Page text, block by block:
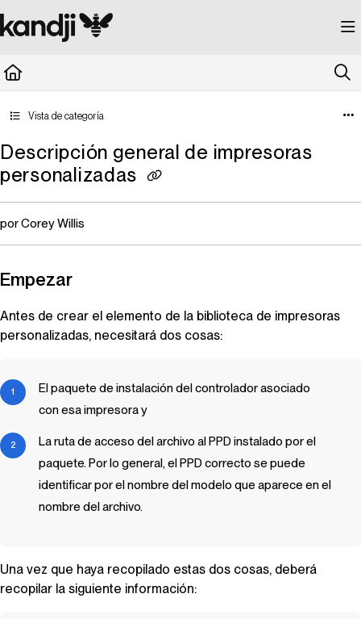
Documentation Index
Fetch the complete documentation index at: https://kandji.document360.io/
Vista de categoría
Descripción general de impresoras
personalizadas
por Corey Willis
Empezar
Antes de crear el elemento de la biblioteca de impresoras
personalizadas, necesitará dos cosas:
El paquete de instalación del controlador asociado
con esa impresora y
La ruta de acceso del archivo al PPD instalado por el
paquete. Por lo general, el PPD correcto se puede
identificar por el nombre del modelo que aparece en el
nombre del archivo.
Una vez que haya recopilado estas dos cosas, deberá
recopilar la siguiente información: